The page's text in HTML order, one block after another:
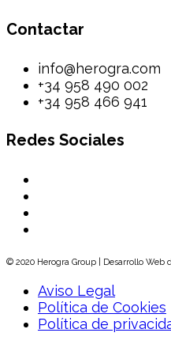
Contactar
info@herogra.com
+34 958 490 002
+34 958 466 941
Redes Sociales
© 2020 Herogra Group | Desarrollo Web
Aviso Legal
Política de Cookies
Política de